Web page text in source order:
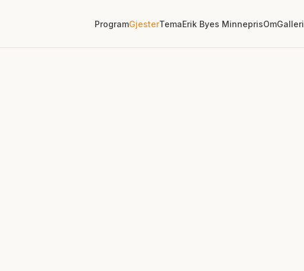
ProgramGjesterTemaErik Byes MinneprisOmGalleri